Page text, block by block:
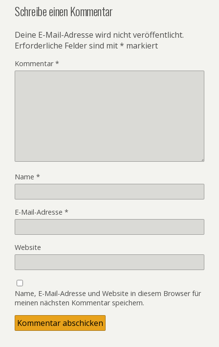
Schreibe einen Kommentar
Deine E-Mail-Adresse wird nicht veröffentlicht.
Erforderliche Felder sind mit* markiert
Kommentar*
Name *
E-Mail-Adresse *
Website
Name, E-Mail-Adresse und Website in diesem Browser für
meinen nächsten Kommentar speichern.